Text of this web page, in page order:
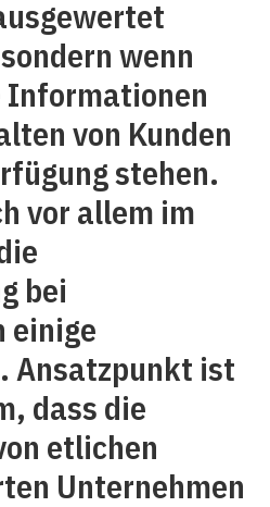
wenn
Informationen
von Kunden
stehen.
vor allem im
bei
einige
Ansatzpunkt ist
dass die
etlichen
Unternehmen